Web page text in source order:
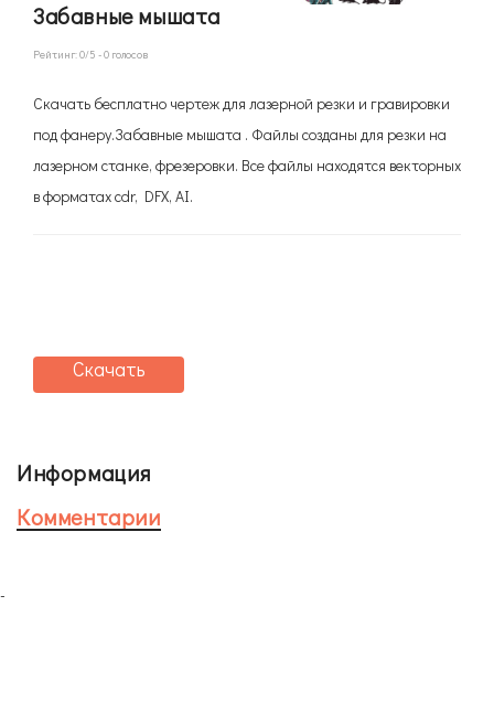
Забавные мышата
Рейтинг:0/5 -0 голосов
Скачать бесплатно чертеж для лазерной резки и гравировки
под фанеру.Забавные мышата . Файлы созданы для резки на
лазерном станке, фрезеровки. Все файлы находятся векторных
в форматах cdr, DFX, AI.
Скачать
Информация
Комментарии
-